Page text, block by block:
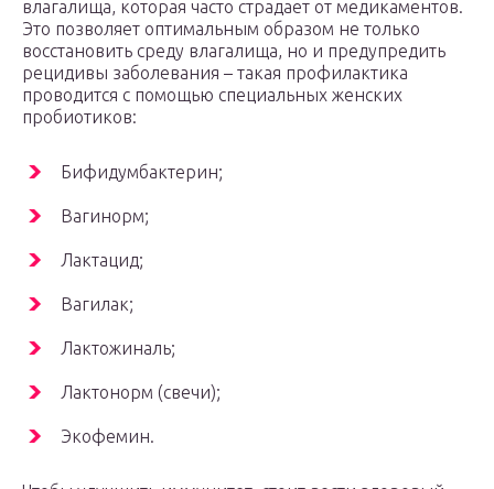
влагалища, которая часто страдает от медикаментов.
Это позволяет оптимальным образом не только
восстановить среду влагалища, но и предупредить
рецидивы заболевания – такая профилактика
проводится с помощью специальных женских
пробиотиков:
Бифидумбактерин;
Вагинорм;
Лактацид;
Вагилак;
Лактожиналь;
Лактонорм (свечи);
Экофемин.